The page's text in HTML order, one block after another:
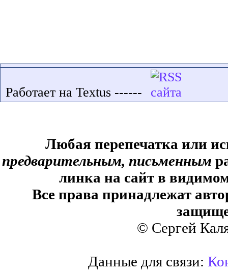
Работает на Textus ------
Любая перепечатка или
предварительным, письменным
линка на сайт в
Все права принадлежат
© Сергей
Данные для связи: